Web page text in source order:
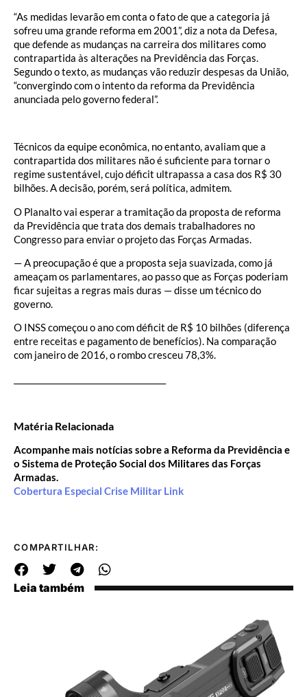
“As medidas levarão em conta o fato de que a categoria já
sofreu uma grande reforma em 2001”, diz a nota da Defesa,
que defende as mudanças na carreira dos militares como
contrapartida às alterações na Previdência das Forças.
Segundo o texto, as mudanças vão reduzir despesas da União,
“convergindo com o intento da reforma da Previdência
anunciada pelo governo federal”.
Técnicos da equipe econômica, no entanto, avaliam que a
contrapartida dos militares não é suficiente para tornar o
regime sustentável, cujo déficit ultrapassa a casa dos R$ 30
bilhões. A decisão, porém, será política, admitem.
O Planalto vai esperar a tramitação da proposta de reforma
da Previdência que trata dos demais trabalhadores no
Congresso para enviar o projeto das Forças Armadas.
— A preocupação é que a proposta seja suavizada, como já
ameaçam os parlamentares, ao passo que as Forças poderiam
ficar sujeitas a regras mais duras — disse um técnico do
governo.
O INSS começou o ano com déficit de R$ 10 bilhões (diferença
entre receitas e pagamento de benefícios). Na comparação
com janeiro de 2016, o rombo cresceu 78,3%.
Matéria Relacionada
Acompanhe mais notícias sobre a Reforma da Previdência e
o Sistema de Proteção Social dos Militares das Forças
Armadas.
Cobertura Especial Crise Militar Link
COMPARTILHAR:
Leia também